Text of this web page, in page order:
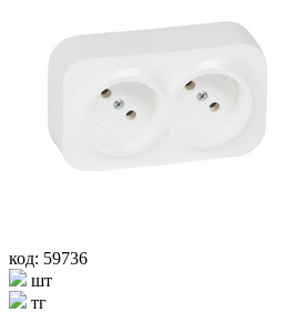
код: 59736
шт
тг